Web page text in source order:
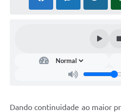
Dando continuidade ao maior